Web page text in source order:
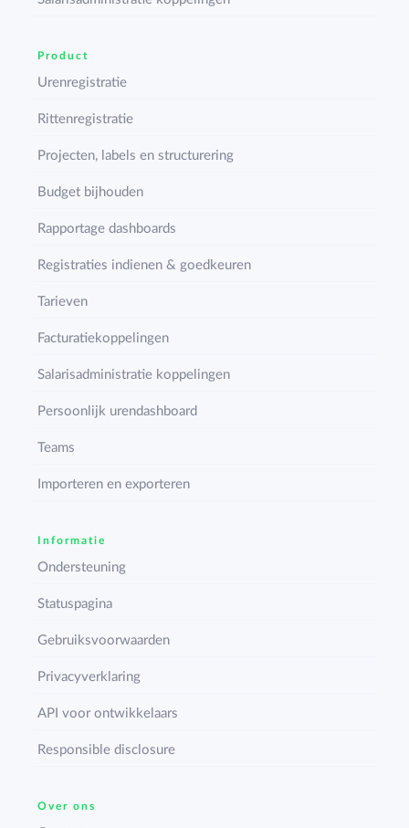
Product
Urenregistratie
Rittenregistratie
Projecten, labels en structurering
Budget bijhouden
Rapportage dashboards
Registraties indienen & goedkeuren
Tarieven
Facturatiekoppelingen
Salarisadministratie koppelingen
Persoonlijk urendashboard
Teams
Importeren en exporteren
Informatie
Ondersteuning
Statuspagina
Gebruiksvoorwaarden
Privacyverklaring
API voor ontwikkelaars
Responsible disclosure
Over ons